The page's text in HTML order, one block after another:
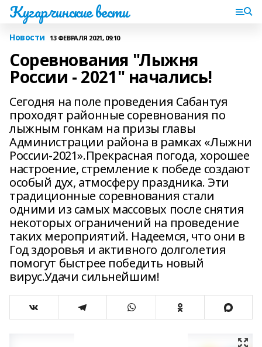
Кугарчинские вести
Новости 13 ФЕВРАЛЯ 2021, 09:10
Соревнования "Лыжня
России - 2021" начались!
Сегодня на поле проведения Сабантуя
проходят районные соревнования по
лыжным гонкам на призы главы
Администрации района в рамках «Лыжни
России-2021».Прекрасная погода, хорошее
настроение, стремление к победе создают
особый дух, атмосферу праздника. Эти
традиционные соревнования стали
одними из самых массовых после снятия
некоторых ограничений на проведение
таких мероприятий. Надеемся, что они в
Год здоровья и активного долголетия
помогут быстрее победить новый
вирус.Удачи сильнейшим!